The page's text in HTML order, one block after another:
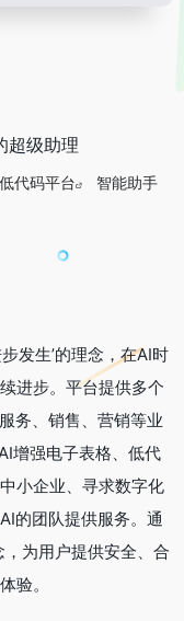
超级助理
低代码平台
智能助手
发生’的理念，在AI时
进步。平台提供多个
务、销售、营销等业
增强电子表格、低代
小企业、寻求数字化
的团队提供服务。通
，为用户提供安全、合
验。